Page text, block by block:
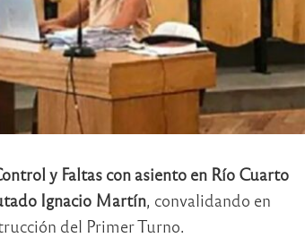
y Faltas con asiento en Río Cuarto
Ignacio Martín, convalidando en
del Primer Turno.